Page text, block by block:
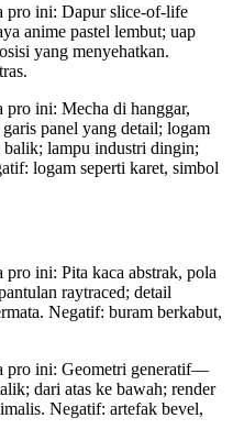
pro ini: Dapur slice-of-life
anime pastel lembut; uap
yang menyehatkan.
pro ini: Mecha di hanggar,
panel yang detail; logam
lampu industri dingin;
logam seperti karet, simbol
pro ini: Pita kaca abstrak, pola
raytraced; detail
Negatif: buram berkabut,
pro ini: Geometri generatif—
dari atas ke bawah; render
Negatif: artefak bevel,